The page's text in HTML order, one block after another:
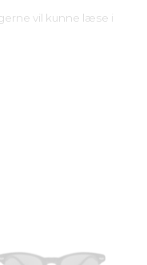
vil kunne læse i